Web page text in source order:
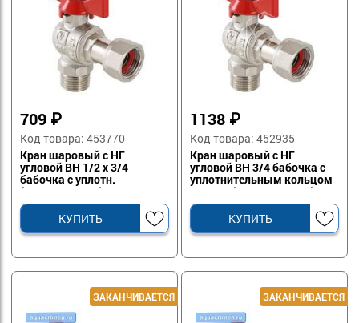
709 ₽
Код товара: 453770
Кран шаровый с НГ
угловой ВН 1/2 х 3/4
бабочка с уплотн.
(VT.267.N.0405)
КУПИТЬ
1138 ₽
Код товара: 452935
Кран шаровый с НГ
угловой ВН 3/4 бабочка с
уплотнительным кольцом
VALTEC (VT.267.N.0505)
КУПИТЬ